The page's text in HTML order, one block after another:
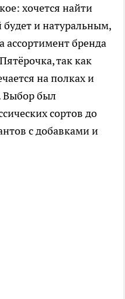
хочется найти
и натуральным,
бренда
так как
на полках и
Выбор был
сортов до
с добавками и